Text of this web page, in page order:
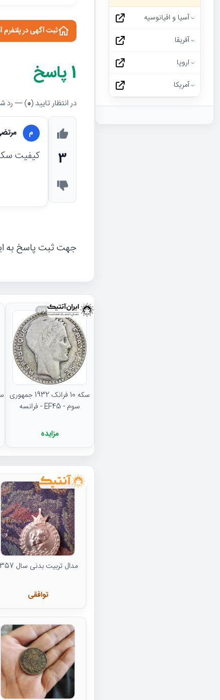
ثبت آگهی در پلتفرم
1پاسخ
در انتظار تایید (0) — رد
3
م
کیفیت
جهت ثبت پاسخ به
093968
سکه 10 فرانک 1932 جمهوری
سوم - EF45 - فرانسه
مزایده
مدال تربیت بدنی سال 1357
توافقی
آسیا و اقیانوسیه
آفریقا
اروپا
آمریکا